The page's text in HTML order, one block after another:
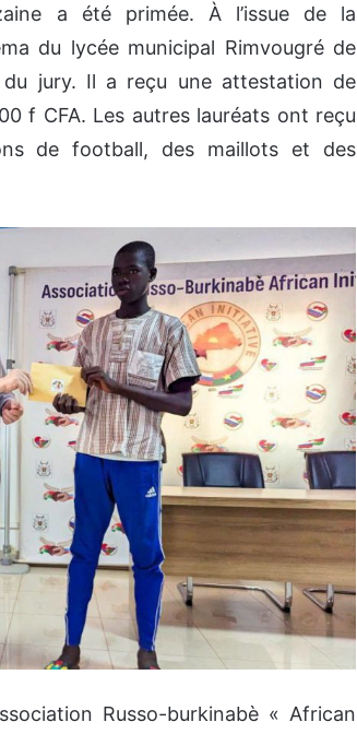
a été primée. À l’issue de la
du lycée municipal Rimvougré de
du jury. Il a reçu une attestation de
f CFA. Les autres lauréats ont reçu
de football, des maillots et des
Russo-burkinabè « African